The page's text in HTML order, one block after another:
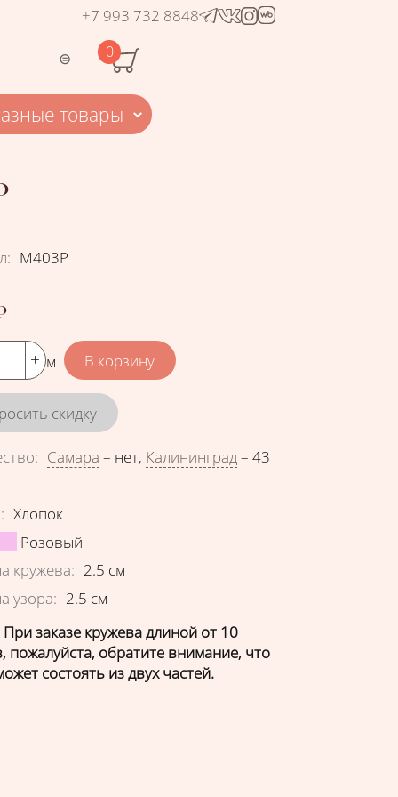
+7 993 732 8848
0
товары
: М403Р
м
скидку
: Самара – нет, Калининград– 43
: Хлопок
Розовый
кружева: 2.5 см
узора: 2.5 см
заказе кружева длиной от 10
пожалуйста, обратите внимание, что
состоять из двух частей.